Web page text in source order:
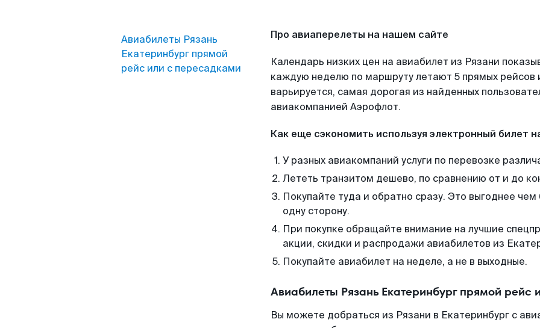
Авиабилеты Рязань
Екатеринбург прямой
рейс или с пересадками
Про авиаперелеты на нашем сайте
Календарь низких цен на авиабилет из Рязани
каждую неделю по маршруту летают 5 прямых рейсов
варьируется, самая дорогая из найденных
авиакомпанией Аэрофлот.
Как еще сэкономить используя электронный билет
У разных авиакомпаний услуги по перевозке
Лететь транзитом дешево, по сравнению от и до
Покупайте туда и обратно сразу. Это выгоднее
одну сторону.
При покупке обращайте внимание на лучшие
акции, скидки и распродажи авиабилетов из
Покупайте авиабилет на неделе, а не в выходные.
Авиабилеты Рязань Екатеринбург прямой рейс
Вы можете добраться из Рязани в Екатеринбург с